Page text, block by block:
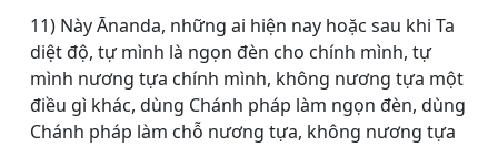
11) Này Ānanda, những ai hiện nay hoặc sau khi Ta
diệt độ, tự mình là ngọn đèn cho chính mình, tự
mình nương tựa chính mình, không nương tựa một
điều gì khác, dùng Chánh pháp làm ngọn đèn, dùng
Chánh pháp làm chỗ nương tựa, không nương tựa